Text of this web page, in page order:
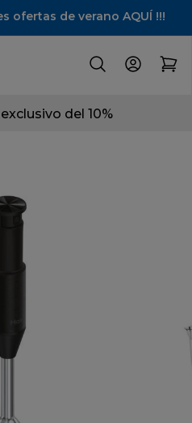
ofertas de verano AQUÍ !!!
del 10%